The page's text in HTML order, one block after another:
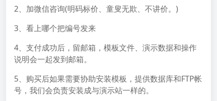
2、加微信咨询(明码标价、童叟无欺、不讲价。)
3、看上哪个把编号发来
4、支付成功后，留邮箱，模板文件、演示数据和操作
说明会一起发到邮箱。
5、购买后如果需要协助安装模板，提供数据库和FTP帐
号，我们会负责安装成与演示站一样的。